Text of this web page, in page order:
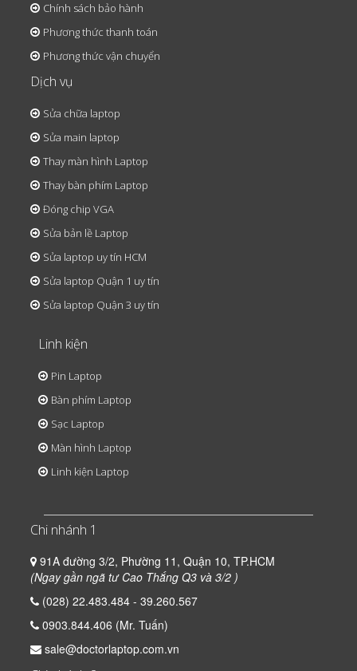
Chính sách bảo hành
Phương thức thanh toán
Phương thức vận chuyển
Dịch vụ
Sửa chữa laptop
Sửa main laptop
Thay màn hình Laptop
Thay bàn phím Laptop
Đóng chip VGA
Sửa bản lề Laptop
Sửa laptop uy tín HCM
Sửa laptop Quận 1 uy tín
Sửa laptop Quận 3 uy tín
Linh kiện
Pin Laptop
Bàn phím Laptop
Sạc Laptop
Màn hình Laptop
Linh kiện Laptop
Chi nhánh 1
91A đường 3/2, Phường 11, Quận 10, TP.HCM
(Ngay gần ngã tư Cao Thắng Q3 và 3/2 )
(028) 22.483.484 - 39.260.567
0903.844.406 (Mr. Tuấn)
sale@doctorlaptop.com.vn